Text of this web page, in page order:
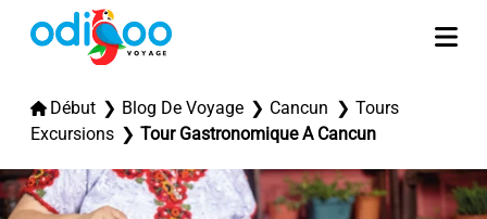
Début Blog De Voyage Cancun
Tours
Excursions
Tour Gastronomique A Cancun